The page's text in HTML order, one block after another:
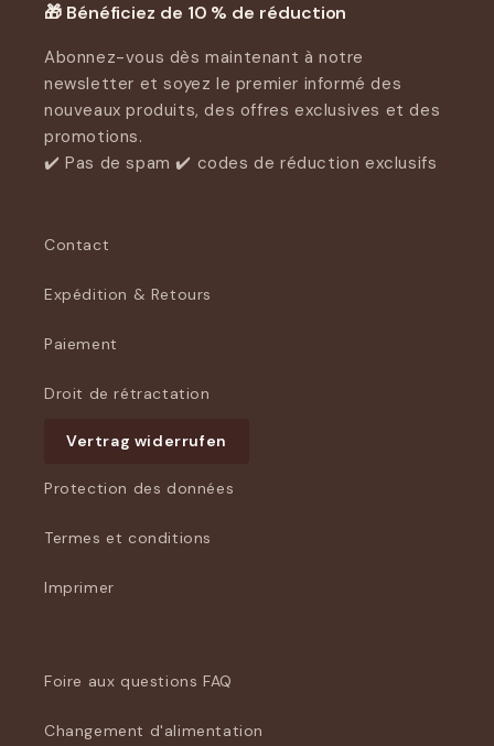
🎁 Bénéficiez de 10 % de réduction
Abonnez-vous dès maintenant à notre
newsletter et soyez le premier informé des
nouveaux produits, des offres exclusives et des
promotions.
✔️ Pas de spam ✔️ codes de réduction exclusifs
Contact
Expédition & Retours
Paiement
Droit de rétractation
Vertrag widerrufen
Protection des données
Termes et conditions
Imprimer
Foire aux questions FAQ
Changement d'alimentation